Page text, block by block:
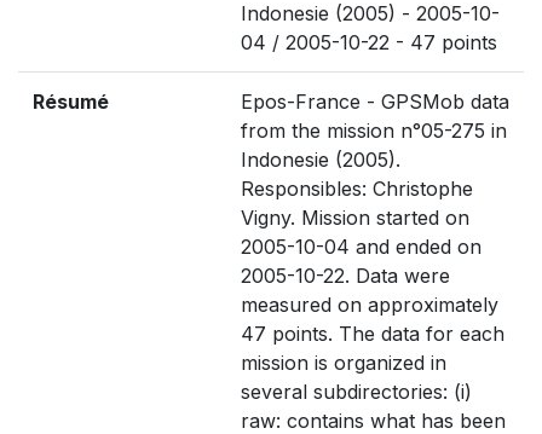
Indonesie (2005) - 2005-10-
04 / 2005-10-22 - 47 points
Résumé
Epos-France - GPSMob data
from the mission n°05-275 in
Indonesie (2005).
Responsibles: Christophe
Vigny. Mission started on
2005-10-04 and ended on
2005-10-22. Data were
measured on approximately
47 points. The data for each
mission is organized in
several subdirectories: (i)
raw: contains what has been